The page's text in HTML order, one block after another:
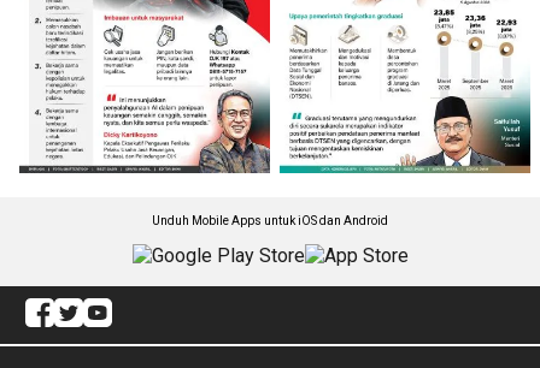
Unduh Mobile Apps untuk iOS dan Android